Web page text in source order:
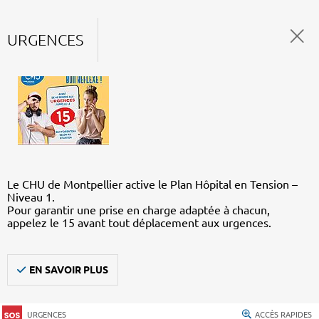
URGENCES
Le CHU de Montpellier active le Plan Hôpital en Tension –
Niveau 1.
Pour garantir une prise en charge adaptée à chacun,
appelez le 15 avant tout déplacement aux urgences.
EN SAVOIR PLUS
URGENCES ACCÈS RAPIDES